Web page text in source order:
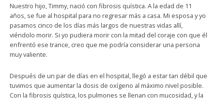
Nuestro hijo, Timmy, nació con fibrosis quística. A la edad de 11
años, se fue al hospital para no regresar más a casa. Mi esposa y yo
pasamos cinco de los días más largos de nuestras vidas allí,
viéndolo morir. Si yo pudiera morir con la mitad del coraje con que él
enfrentó ese trance, creo que me podría considerar una persona
muy valiente.
Después de un par de días en el hospital, llegó a estar tan débil que
tuvimos que aumentar la dosis de oxígeno al máximo nivel posible.
Con la fibrosis quística, los pulmones se llenan con mucosidad, y la